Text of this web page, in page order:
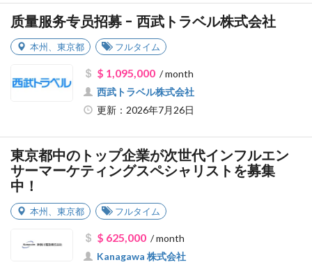
质量服务专员招募 - 西武トラベル株式会社
本州 東京都 フルタイム
$ 1,095,000/ month
西武トラベル株式会社
更新：2026年7月26日
東京都中のトップ企業が次世代インフルエン
サーマーケティングスペシャリストを募集
中！
本州 東京都 フルタイム
$ 625,000/ month
Kanagawa 株式会社